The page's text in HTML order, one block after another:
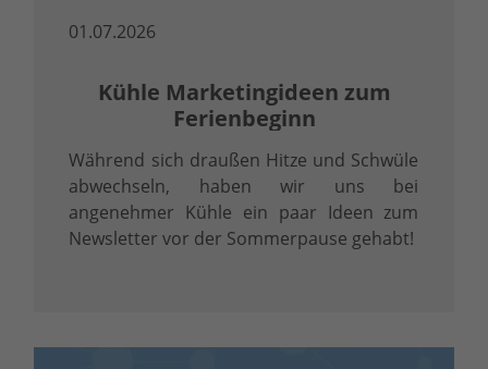
01.07.2026
Kühle Marketingideen zum
Ferienbeginn
Während sich draußen Hitze und Schwüle
abwechseln, haben wir uns bei
angenehmer Kühle ein paar Ideen zum
Newsletter vor der Sommerpause gehabt!